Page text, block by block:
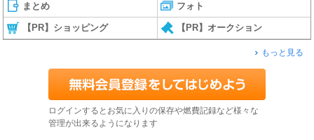
まとめ フォト
【PR】ショッピング 【PR】オークション
もっと見る
ログインするとお気に入りの保存や燃費記録など様々な
管理が出来るようになります